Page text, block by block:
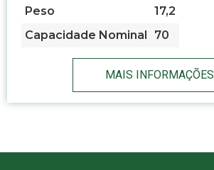
Peso
17,2
Capacidade Nominal
70
MAIS INFORMAÇÕES